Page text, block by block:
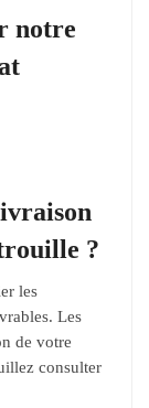
notre
?
les
Les
de votre
consulter